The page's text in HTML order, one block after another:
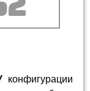
конфигурации